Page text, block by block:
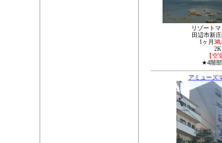
リゾート
田辺市新
1ヶ月
2K
【空
★4階
アミューズ